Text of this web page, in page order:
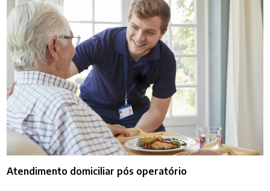
Atendimento domiciliar pós operatório